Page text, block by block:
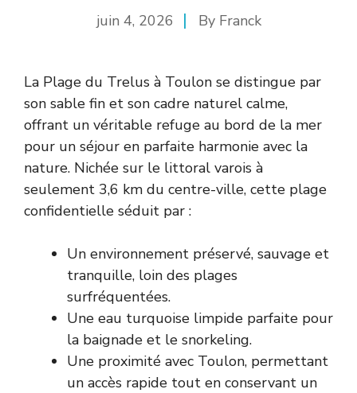
juin 4, 2026 By Franck
La Plage du Trelus à Toulon se distingue par
son sable fin et son cadre naturel calme,
offrant un véritable refuge au bord de la mer
pour un séjour en parfaite harmonie avec la
nature. Nichée sur le littoral varois à
seulement 3,6 km du centre-ville, cette plage
confidentielle séduit par :
Un environnement préservé, sauvage et
tranquille, loin des plages
surfréquentées.
Une eau turquoise limpide parfaite pour
la baignade et le snorkeling.
Une proximité avec Toulon, permettant
un accès rapide tout en conservant un